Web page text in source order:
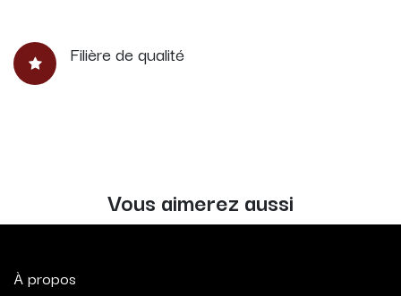
Filière de qualité
Vous aimerez aussi
À propos